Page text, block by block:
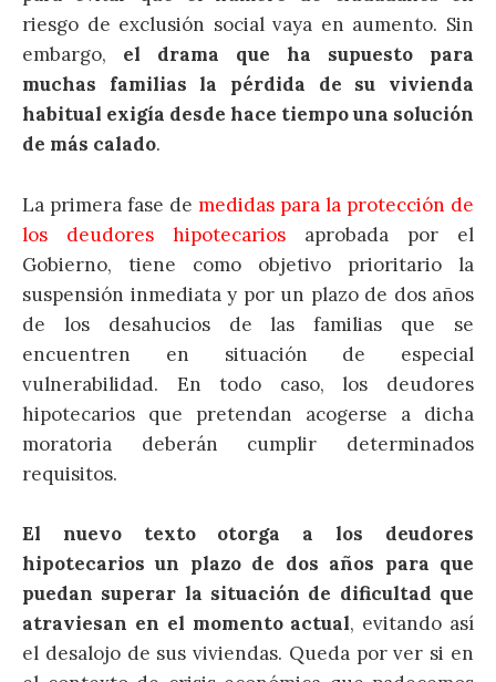
riesgo de exclusión social vaya en aumento. Sin
embargo, el drama que ha supuesto para
muchas familias la pérdida de su vivienda
habitual exigía desde hace tiempo una solución
de más calado.
La primera fase de medidas para la protección de
los deudores hipotecarios aprobada por el
Gobierno, tiene como objetivo prioritario la
suspensión inmediata y por un plazo de dos años
de los desahucios de las familias que se
encuentren en situación de especial
vulnerabilidad. En todo caso, los deudores
hipotecarios que pretendan acogerse a dicha
moratoria deberán cumplir determinados
requisitos.
El nuevo texto otorga a los deudores
hipotecarios un plazo de dos años para que
puedan superar la situación de dificultad que
atraviesan en el momento actual, evitando así
el desalojo de sus viviendas. Queda por ver si en